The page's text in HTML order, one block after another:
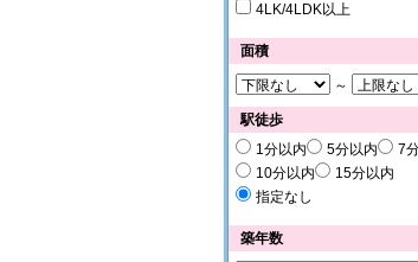
4LK/4LDK以上
面積
～
駅徒歩
1分以内
5分以内
7
10分以内
15分以内
指定なし
築年数